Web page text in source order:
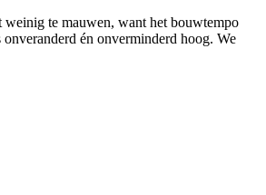
weinig te mauwen, want het bouwtempo
én onverminderd hoog. We